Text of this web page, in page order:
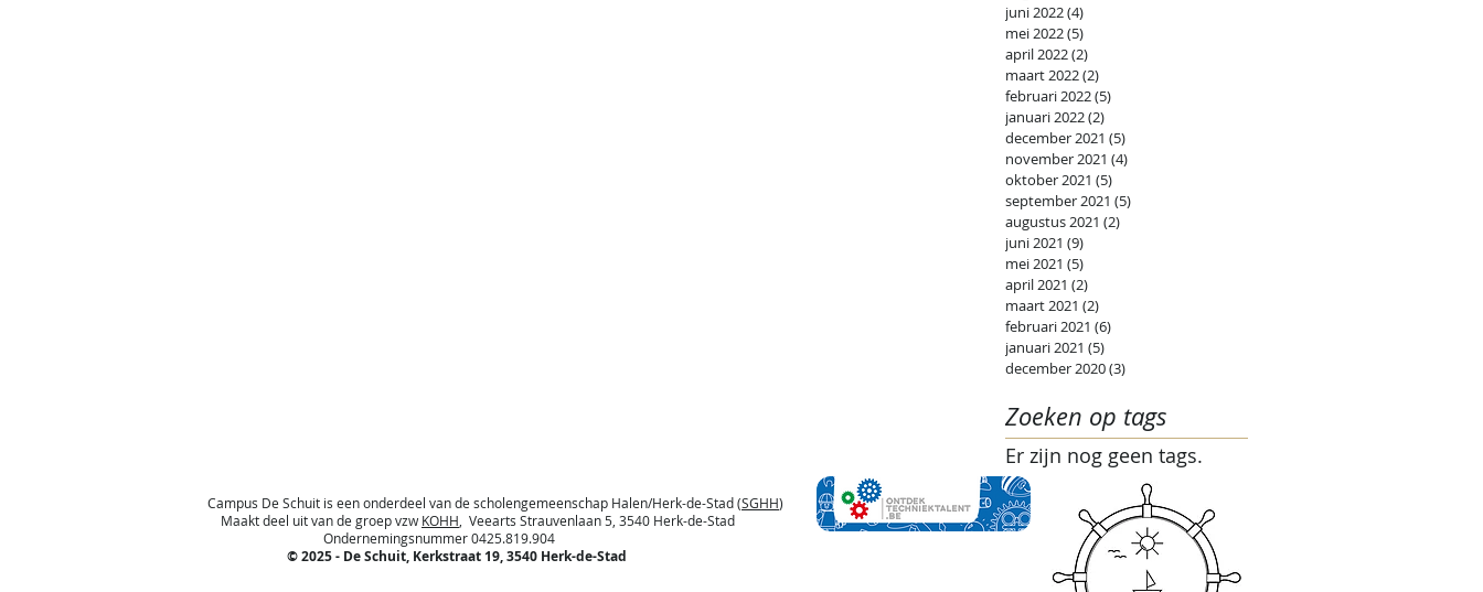
juni 2022(4)
mei 2022(5)
april 2022(2)
maart 2022(2)
februari 2022(5)
januari 2022(2)
december 2021 (5)
november 2021 (4)
oktober 2021 (5)
september 2021 (5)
augustus 2021 (2)
juni 2021 (9)
mei 2021 (5)
april 2021 (2)
maart 2021 (2)
februari 2021 (6)
januari 2021 (5)
december 2020(3)
Zoeken op tags
Er zijn nog geen tags.
Campus De Schuit is een onderdeel van de scholengemeenschap Halen/Herk-de-Stad (SGHH)
Maakt deel uit van de groep vzw KOHH , Veearts Strauvenlaan 5, 3540 Herk-de-Stad
Ondernemingsnummer 0425.819.904
© 2025 - De Schuit, Kerkstraat 19, 3540 Herk-de-Stad